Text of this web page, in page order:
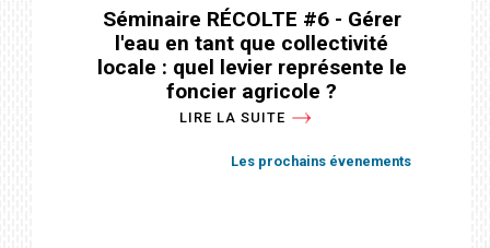
Séminaire RÉCOLTE #6 - Gérer
l'eau en tant que collectivité
locale : quel levier représente le
foncier agricole ?
LIRE LA SUITE
Les prochains évenements
Colloque sur la gestion des eaux
souterraines
LIRE LA SUITE
Les prochains évenements
Séminaire national SAGE 2026
LIRE LA SUITE
Les prochains évenements